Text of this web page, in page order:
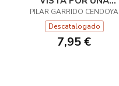
PARTICULAR ...Y SU
MARIDO
PILAR GARRIDO CENDOYA
Descatalogado
7,95 €